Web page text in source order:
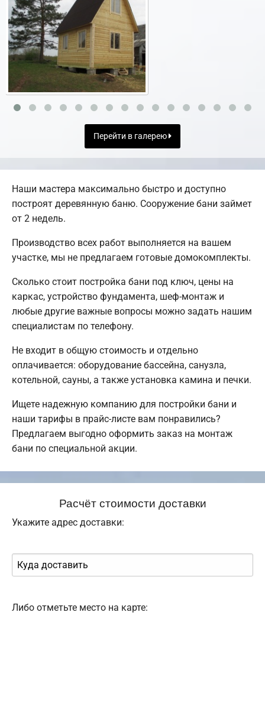
Перейти в галерею
Наши мастера максимально быстро и доступно
построят деревянную баню. Сооружение бани займет
от 2 недель.
Производство всех работ выполняется на вашем
участке, мы не предлагаем готовые домокомплекты.
Сколько стоит постройка бани под ключ, цены на
каркас, устройство фундамента, шеф-монтаж и
любые другие важные вопросы можно задать нашим
специалистам по телефону.
Не входит в общую стоимость и отдельно
оплачивается: оборудование бассейна, санузла,
котельной, сауны, а также установка камина и печки.
Ищете надежную компанию для постройки бани и
наши тарифы в прайс-листе вам понравились?
Предлагаем выгодно оформить заказ на монтаж
бани по специальной акции.
Расчёт стоимости доставки
Укажите адрес доставки:
Либо отметьте место на карте: